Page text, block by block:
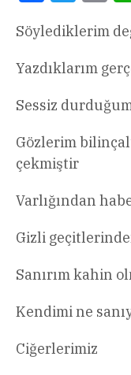
Söylediklerim
Yazdıklarım
Sessiz
Gözlerim
çekmiştir
Varlığından
Gizli
Sanırım kahin
Kendimi ne
Ciğerlerimiz